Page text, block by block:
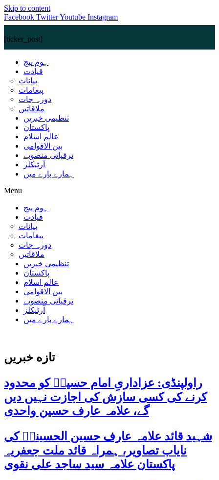
Skip to content
Facebook TwitterYoutube Instagram
[ticker_post]
ہوم پیج
قیادت
بیانات
پیغامات
دورہ جات
ملاقاتیں
تنظیمی خبریں
پاکستان
عالم اسلام
بین الاقوامی
ترقیاتی منصوبے
آرٹیکلز
ہمارے بارے میں
Menu
ہوم پیج
قیادت
بیانات
پیغامات
دورہ جات
ملاقاتیں
تنظیمی خبریں
پاکستان
عالم اسلام
بین الاقوامی
ترقیاتی منصوبے
آرٹیکلز
ہمارے بارے میں
تازه خبریں
راولپنڈی: عزاداریِ امام حسینؑ کو محدود
کرنے کی کسی سازش کی اجازت نہیں دیں
گے، علامہ عارف حسین واحدی
شہید قائد علامہ عارف حسین الحسینیؒ کی
نایاب تصاویر، ہمراہ قائد ملت جعفریہ
پاکستان علامہ سید ساجد علی نقوی